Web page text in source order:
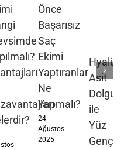
Önce
Başarısız
Saç
Ekimi
Yaptıranlar
Ne
Yapmalı?
24
Ağustos
2025
Asit
Dolgusu
ile
Yüz